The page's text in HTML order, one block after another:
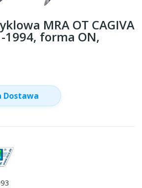
MRA OT CAGIVA
1994, forma ON,
Dostawa